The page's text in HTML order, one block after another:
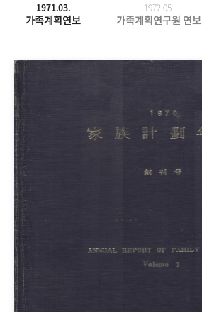
1971.03.
가족계획연보
1972.05.
가족계획연구원 연보